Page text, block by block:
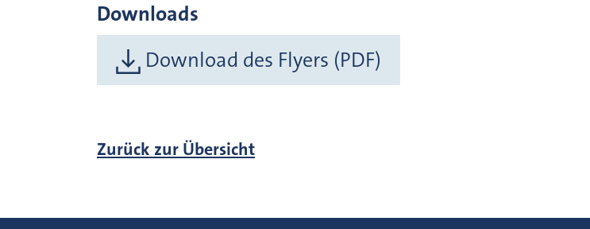
Downloads
Download des Flyers (PDF)
Zurück zur Übersicht